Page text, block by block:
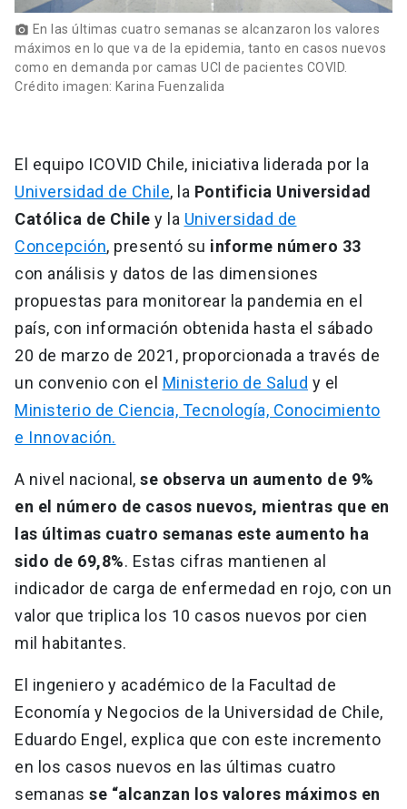
photo_camera En las últimas cuatro semanas se alcanzaron los valores
máximos en lo que va de la epidemia, tanto en casos nuevos
como en demanda por camas UCI de pacientes COVID.
Crédito imagen: Karina Fuenzalida
El equipo ICOVID Chile, iniciativa liderada por la
Universidad de Chile, la Pontificia Universidad
Católica de Chile y la Universidad de
Concepción, presentó su informe número 33
con análisis y datos de las dimensiones
propuestas para monitorear la pandemia en el
país, con información obtenida hasta el sábado
20 de marzo de 2021, proporcionada a través de
un convenio con el Ministerio de Salud y el
Ministerio de Ciencia, Tecnología, Conocimiento
e Innovación.
A nivel nacional, se observa un aumento de 9%
en el número de casos nuevos, mientras que en
las últimas cuatro semanas este aumento ha
sido de 69,8%. Estas cifras mantienen al
indicador de carga de enfermedad en rojo, con un
valor que triplica los 10 casos nuevos por cien
mil habitantes.
El ingeniero y académico de la Facultad de
Economía y Negocios de la Universidad de Chile,
Eduardo Engel, explica que con este incremento
en los casos nuevos en las últimas cuatro
semanas se “alcanzan los valores máximos en